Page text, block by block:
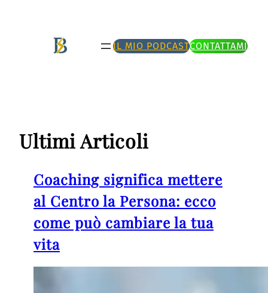
contenuto
IL MIO PODCASTCONTATTAMI
Ultimi Articoli
Coaching significa mettere
al Centro la Persona: ecco
come può cambiare la tua
vita